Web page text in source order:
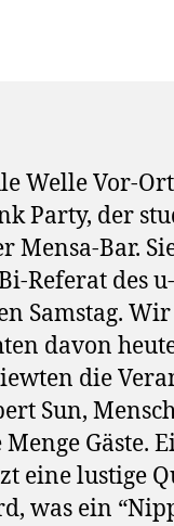
Welle Vor-
Party, der
Mensa-Bar.
Referat des
Samstag.
davon
die
Sun,
Menge Gäste.
eine lustige
was ein